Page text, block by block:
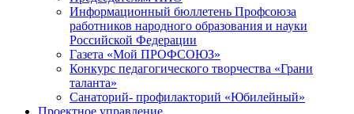
Информационный бюллетень Профсоюза
работников народного образования и науки
Российской Федерации
Газета «Мой ПРОФСОЮЗ»
Конкурс педагогического творчества «Грани
таланта»
Санаторий- профилакторий «Юбилейный»